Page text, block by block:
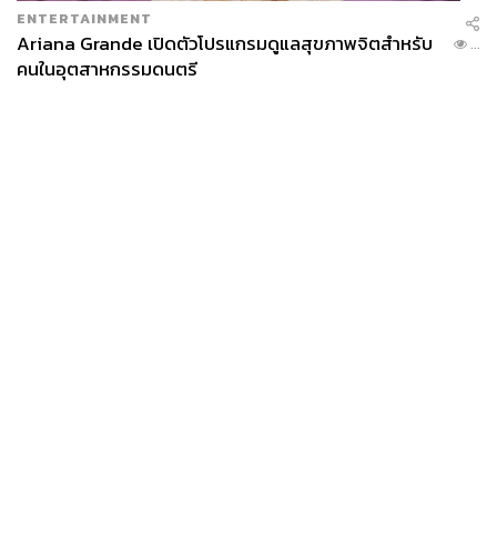
ENTERTAINMENT
Ariana Grande เปิดตัวโปรแกรมดูแลสุขภาพจิตสำหรับ
คนในอุตสาหกรรมดนตรี
...